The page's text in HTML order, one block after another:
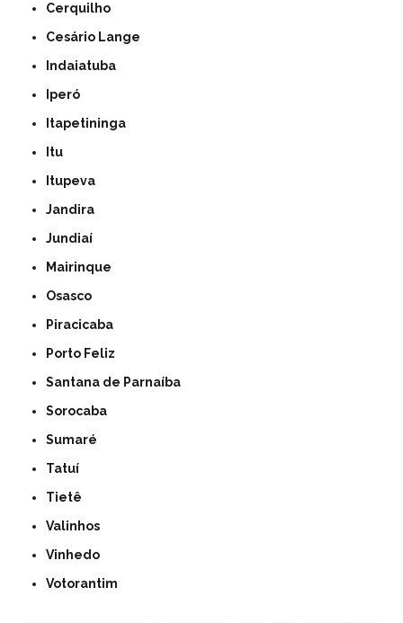
Cerquilho
Cesário Lange
Indaiatuba
Iperó
Itapetininga
Itu
Itupeva
Jandira
Jundiaí
Mairinque
Osasco
Piracicaba
Porto Feliz
Santana de Parnaíba
Sorocaba
Sumaré
Tatuí
Tietê
Valinhos
Vinhedo
Votorantim